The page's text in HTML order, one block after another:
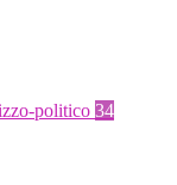
politico 34